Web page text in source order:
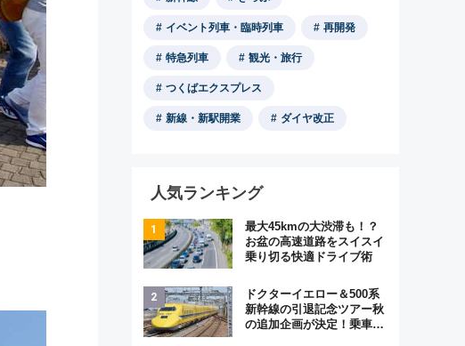
イベント列車・臨時列車 再開発
特急列車 観光・旅行
つくばエクスプレス
新線・新駅開業 ダイヤ改正
人気ランキング
最大45kmの大渋滞も！？
お盆の高速道路をスイスイ
乗り切る快適ドライブ術
ドクターイエロー＆500系
新幹線の引退記念ツアー秋
の追加企画が決定！乗車体